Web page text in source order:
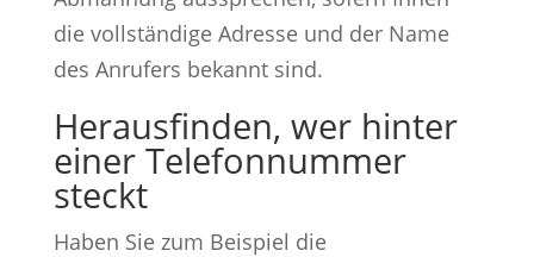
die vollständige Adresse und der Name
des Anrufers bekannt sind.
Herausfinden, wer hinter
einer Telefonnummer
steckt
Haben Sie zum Beispiel die